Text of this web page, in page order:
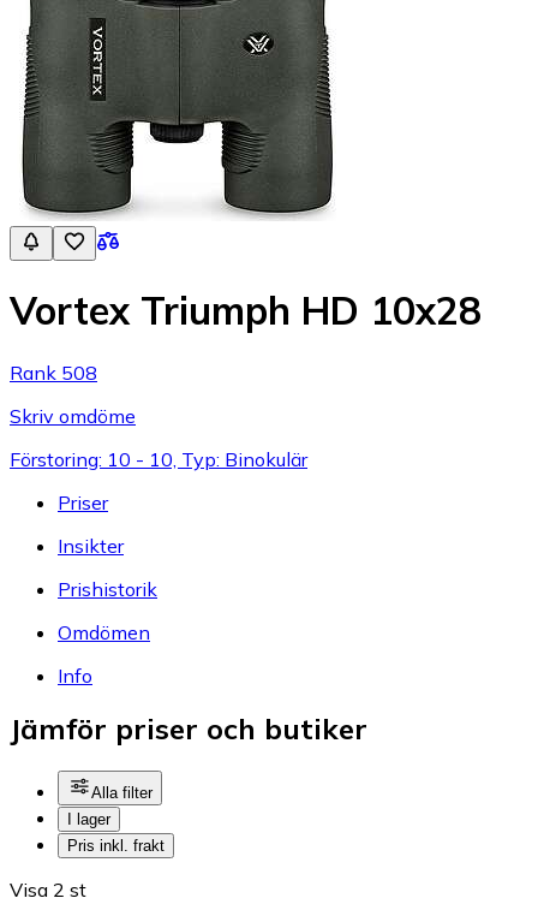
Vortex Triumph HD 10x28
Rank 508
Skriv omdöme
Förstoring: 10 - 10, Typ: Binokulär
Priser
Insikter
Prishistorik
Omdömen
Info
Jämför priser och butiker
Alla filter
I lager
Pris inkl. frakt
Visa 2 st